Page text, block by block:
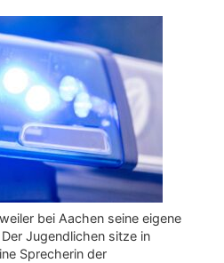
bei Aachen seine eigene
Jugendlichen sitze in
Sprecherin der